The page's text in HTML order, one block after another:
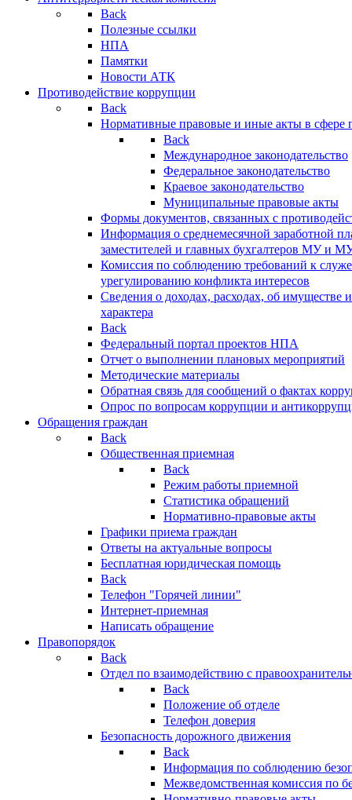
Back
Полезные ссылки
НПА
Памятки
Новости АТК
Противодействие коррупции
Back
Нормативные правовые и иные акты в сфере
Back
Международное законодательство
Федеральное законодательство
Краевое законодательство
Муниципальные правовые акты
Формы документов, связанных с
Информация о среднемесячной заработной
заместителей и главных бухгалтеров МУ и
Комиссия по соблюдению требований к
урегулированию конфликта интересов
Сведения о доходах, расходах, об имуществе
характера
Back
Федеральный портал проектов НПА
Отчет о выполнении плановых мероприятий
Методические материалы
Обратная связь для сообщений о фактах
Опрос по вопросам коррупции и
Обращения граждан
Back
Общественная приемная
Back
Режим работы приемной
Статистика обращений
Нормативно-правовые акты
Графики приема граждан
Ответы на актуальные вопросы
Бесплатная юридическая помощь
Back
Телефон "Горячей линии"
Интернет-приемная
Написать обращение
Правопорядок
Back
Отдел по взаимодействию с
Back
Положение об отделе
Телефон доверия
Безопасность дорожного движения
Back
Информация по соблюдению
Межведомственная комиссия по